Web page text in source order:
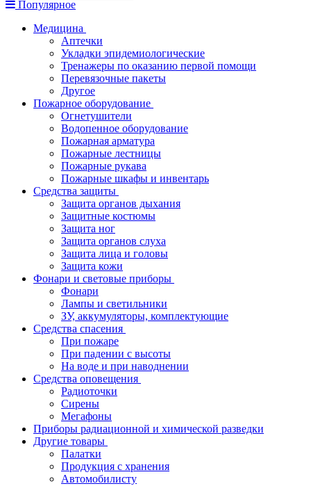
Популярное
Медицина
Аптечки
Укладки эпидемиологические
Тренажеры по оказанию первой помощи
Перевязочные пакеты
Другое
Пожарное оборудование
Огнетушители
Водопенное оборудование
Пожарная арматура
Пожарные лестницы
Пожарные рукава
Пожарные шкафы и инвентарь
Средства защиты
Защита органов дыхания
Защитные костюмы
Защита ног
Защита органов слуха
Защита лица и головы
Защита кожи
Фонари и световые приборы
Фонари
Лампы и светильники
ЗУ, аккумуляторы, комплектующие
Средства спасения
При пожаре
При падении с высоты
На воде и при наводнении
Средства оповещения
Радиоточки
Сирены
Мегафоны
Приборы радиационной и химической разведки
Другие товары
Палатки
Продукция с хранения
Автомобилисту